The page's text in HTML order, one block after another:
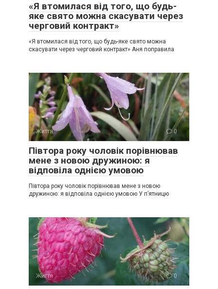
«Я втомилася від того, що будь-
яке свято можна скасувати через
черговий контракт»
«Я втомилася від того, що будь-яке свято можна
скасувати через черговий контракт» Аня поправила
Життя 0
Півтора року чоловік порівнював
мене з новою дружиною: я
відповіла однією умовою
Півтора року чоловік порівнював мене з новою
дружиною: я відповіла однією умовою У п’ятницю
Життя 0